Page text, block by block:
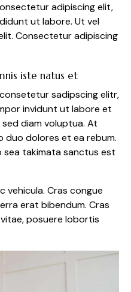
adipiscing elit,
ut labore. Ut vel
Consectetur adipiscing
iste natus et
sadipscing elitr,
invidunt ut labore et
diam voluptua. At
duo dolores et ea rebum.
sea takimata sanctus est
vehicula. Cras congue
erat bibendum. Cras
posuere lobortis